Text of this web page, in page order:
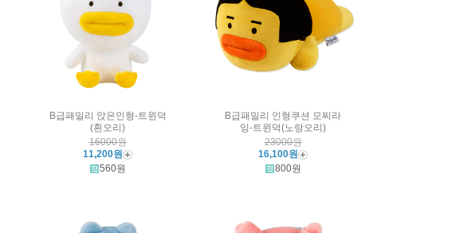
B급패밀리 앉은인형-트윈덕
(흰오리)
16000원
11,200원
560원
B급패밀리 인형쿠션 모찌라
잉-트윈덕(노랑오리)
23000원
16,100원
800원